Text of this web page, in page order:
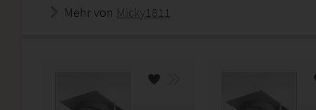
Mehr von Micky1811